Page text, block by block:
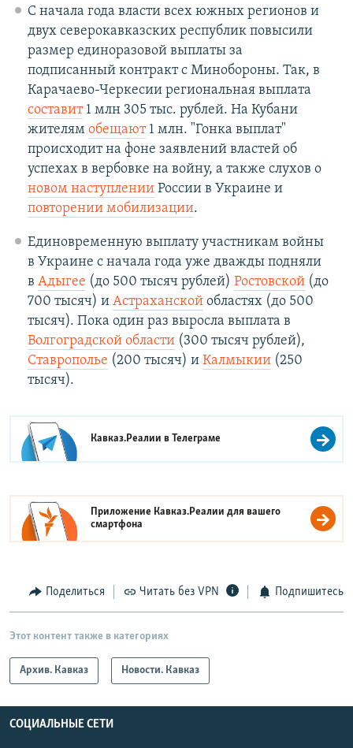
С начала года власти всех южных регионов и
двух северокавказских республик повысили
размер единоразовой выплаты за
подписанный контракт с Минобороны. Так, в
Карачаево-Черкесии региональная выплата
составит1 млн 305 тыс. рублей. На Кубани
жителям обещают1 млн. "Гонка выплат"
происходит на фоне заявлений властей об
успехах в вербовке на войну, а также слухов о
новом наступленииРоссии в Украине и
повторении мобилизации.
Единовременную выплату участникам войны
в Украине с начала года уже дважды подняли
в Адыгее (до 500 тысяч рублей) Ростовской(до
700 тысяч) и Астраханскойобластях (до 500
тысяч). Пока один раз выросла выплата в
Волгоградской области(300 тысяч рублей),
Ставрополье (200 тысяч) и Калмыкии(250
тысяч).
Кавказ.Реалии вТелеграме
Приложение Кавказ.Реалии для вашего
смартфона
Поделиться Читать без VPN Подпишитесь
Этот контент также в категориях
Архив. Кавказ Новости. Кавказ
СОЦИАЛЬНЫЕ СЕТИ